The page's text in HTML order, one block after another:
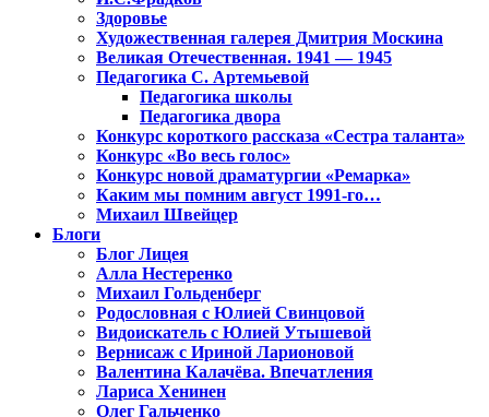
Здоровье
Художественная галерея Дмитрия Москина
Великая Отечественная. 1941 — 1945
Педагогика С. Артемьевой
Педагогика школы
Педагогика двора
Конкурс короткого рассказа «Сестра таланта»
Конкурс «Во весь голос»
Конкурс новой драматургии «Ремарка»
Каким мы помним август 1991-го…
Михаил Швейцер
Блоги
Блог Лицея
Алла Нестеренко
Михаил Гольденберг
Родословная с Юлией Свинцовой
Видоискатель с Юлией Утышевой
Вернисаж с Ириной Ларионовой
Валентина Калачёва. Впечатления
Лариса Хенинен
Олег Гальченко